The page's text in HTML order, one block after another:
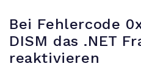
Bei Fehlercode
DISM das .NET
reaktivieren